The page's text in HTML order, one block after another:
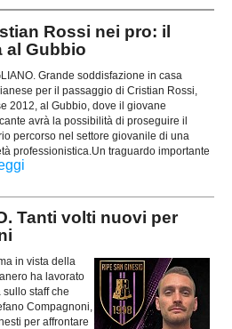
Rossi nei pro: il
al Gubbio
Grande soddisfazione in casa
per il passaggio di Cristian Rossi,
2012, al Gubbio, dove il giovane
avrà la possibilità di proseguire il
percorso nel settore giovanile di una
professionistica.Un traguardo importante
Tanti volti nuovi per
in vista della
ha lavorato
staff che
Compagnoni,
per affrontare